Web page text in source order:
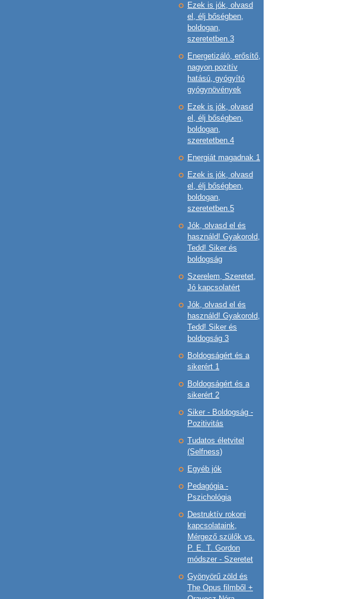
Ezek is jók, olvasd
el, élj bőségben,
boldogan,
szeretetben.3
Energetizáló, erősítő,
nagyon pozitív
hatású, gyógyító
gyógynövények
Ezek is jók, olvasd
el, élj bőségben,
boldogan,
szeretetben.4
Energiát magadnak 1
Ezek is jók, olvasd
el, élj bőségben,
boldogan,
szeretetben.5
Jók, olvasd el és
használd! Gyakorold,
Tedd! Siker és
boldogság
Szerelem, Szeretet,
Jó kapcsolatért
Jók, olvasd el és
használd! Gyakorold,
Tedd! Siker és
boldogság 3
Boldogságért és a
sikerért 1
Boldogságért és a
sikerért 2
Siker - Boldogság -
Pozitivitás
Tudatos életvitel
(Selfness)
Egyéb jók
Pedagógia -
Pszichológia
Destruktív rokoni
kapcsolataink,
Mérgező szülők vs.
P. E. T. Gordon
módszer - Szeretet
Gyönyörű zöld és
The Opus filmből +